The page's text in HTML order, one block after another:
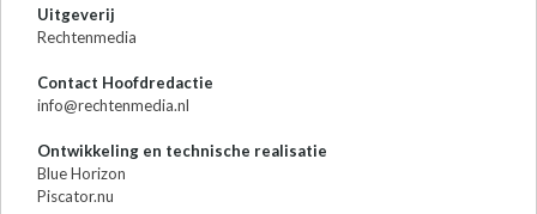
Uitgeverij
Rechtenmedia
Contact Hoofdredactie
info@rechtenmedia.nl
Ontwikkeling en technische realisatie
Blue Horizon
Piscator.nu